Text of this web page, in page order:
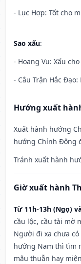
- Lục Hợp: Tốt cho
Sao xấu:
- Hoang Vu: Xấu
- Câu Trận Hắc
Hướng xuất
Xuất hành hướng
hướng Chính Đông
Tránh xuất hành
Giờ xuất hành
Từ 11h-13h (Ngọ)
cầu lộc, cầu tài mờ
Người đi xa chưa
hướng Nam thì tìm
mâu thuẫn hay